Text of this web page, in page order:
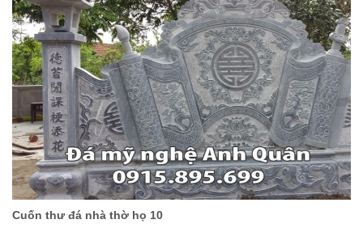
Cuốn thư đá nhà thờ họ 10